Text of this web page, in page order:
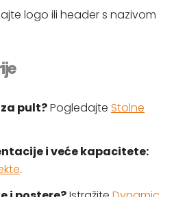
logo ili header s nazivom
pult?Pogledajte Stolne
i veće kapacitete:
.